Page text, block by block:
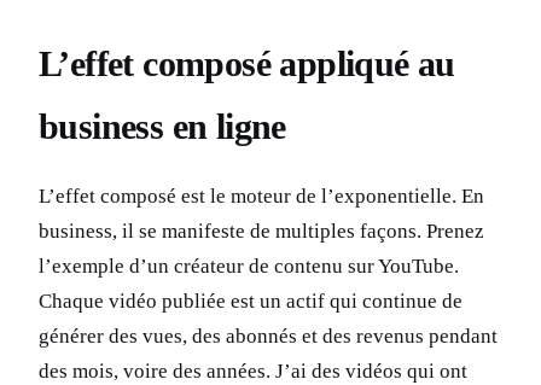
L’effet composé appliqué au
business en ligne
L’effet composé est le moteur de l’exponentielle. En
business, il se manifeste de multiples façons. Prenez
l’exemple d’un créateur de contenu sur YouTube.
Chaque vidéo publiée est un actif qui continue de
générer des vues, des abonnés et des revenus pendant
des mois, voire des années. J’ai des vidéos qui ont